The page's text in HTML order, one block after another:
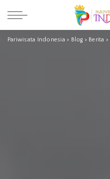
Pariwisata Indonesia > Blog > Berita >